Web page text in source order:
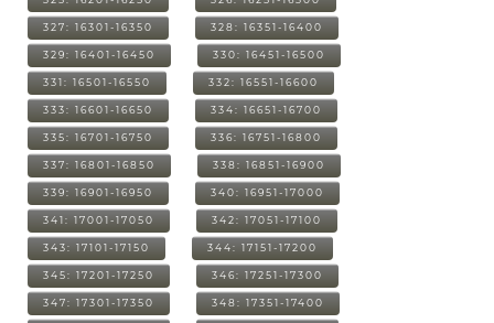
327: 16301-16350 328: 16351-16400
329: 16401-16450 330: 16451-16500
331: 16501-16550 332: 16551-16600
333: 16601-16650 334: 16651-16700
335: 16701-16750 336: 16751-16800
337: 16801-16850 338: 16851-16900
339: 16901-16950 340: 16951-17000
341: 17001-17050 342: 17051-17100
343: 17101-17150 344: 17151-17200
345: 17201-17250 346: 17251-17300
347: 17301-17350 348: 17351-17400